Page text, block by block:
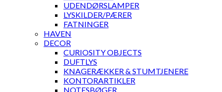
UDENDØRSLAMPER
LYSKILDER/PÆRER
FATNINGER
HAVEN
DECOR
CURIOSITY OBJECTS
DUFTLYS
KNAGERÆKKER & STUMTJENERE
KONTORARTIKLER
NOTESBØGER